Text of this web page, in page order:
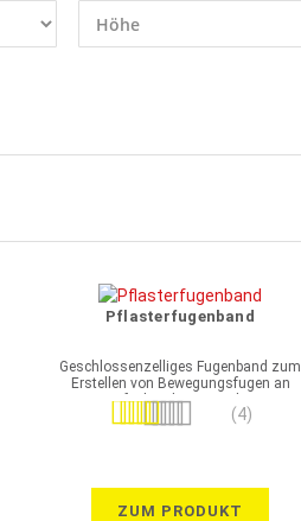
Pflasterfugenband
Geschlossenzelliges Fugenband zum
Erstellen von Bewegungsfugen an
aufgehenden Bauteilen
Bewertung: (4)
ZUM PRODUKT